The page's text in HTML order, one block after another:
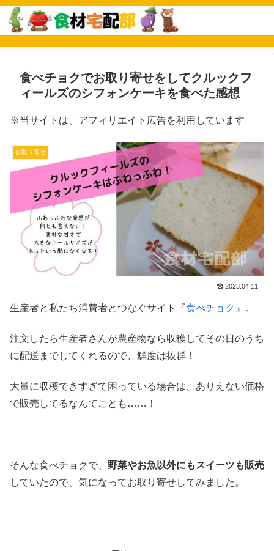
食べチョクでお取り寄せをしてクルックフ
ィールズのシフォンケーキを食べた感想
※当サイトは、アフィリエイト広告を利用しています
お取り寄せ
2023.04.11
生産者と私たち消費者とつなぐサイト『食べチョク 』。
注文したら生産者さんが農産物なら収穫してその日のうち
に配送までしてくれるので、鮮度は抜群！
大量に収穫できすぎて困っている場合は、ありえない価格
で販売してるなんてことも……！
そんな食べチョクで、 野菜やお魚以外にもスイーツも販売
していたので、気になってお取り寄せしてみました。